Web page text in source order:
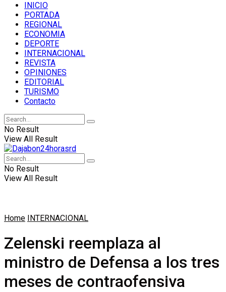
INICIO
PORTADA
REGIONAL
ECONOMIA
DEPORTE
INTERNACIONAL
REVISTA
OPINIONES
EDITORIAL
TURISMO
Contacto
No Result
View All Result
No Result
View All Result
Home INTERNACIONAL
Zelenski reemplaza al
ministro de Defensa a los tres
meses de contraofensiva